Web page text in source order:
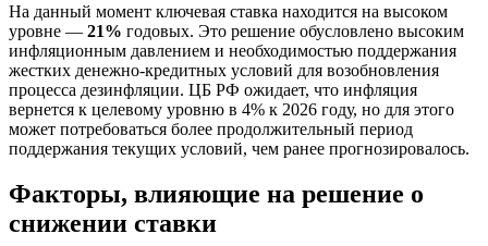
На данный момент ключевая ставка находится на высоком
уровне — 21% годовых. Это решение обусловлено высоким
инфляционным давлением и необходимостью поддержания
жестких денежно-кредитных условий для возобновления
процесса дезинфляции. ЦБ РФ ожидает, что инфляция
вернется к целевому уровню в 4% к 2026 году, но для этого
может потребоваться более продолжительный период
поддержания текущих условий, чем ранее прогнозировалось.
Факторы, влияющие на решение о
снижении ставки